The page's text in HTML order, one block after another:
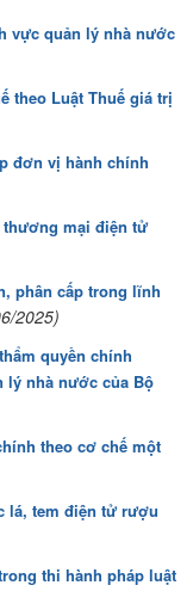
vực quản lý nhà nước
theo Luật Thuế giá trị
đơn vị hành chính
thương mại điện tử
phân cấp trong lĩnh
2025)
quyền chính
lý nhà nước của Bộ
theo cơ chế một
lá, tem điện tử rượu
thi hành pháp luật